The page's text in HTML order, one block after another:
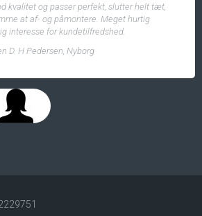
kvalitet og passer perfekt, slutter helt tæt,
at af- og påmontere. Meget hurtig
interesse for kundetilfredshed.
D. H Pedersen, Nyborg